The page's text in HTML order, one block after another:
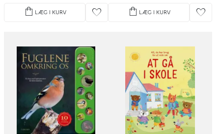
shopping_bag LÆG I KURV favorite shopping_bag LÆG I KURV favorite